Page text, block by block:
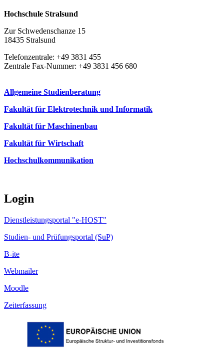
Hochschule Stralsund
Zur Schwedenschanze 15
18435 Stralsund
Telefonzentrale: +49 3831 455
Zentrale Fax-Nummer: +49 3831 456 680
Allgemeine Studienberatung
Fakultät für Elektrotechnik und Informatik
Fakultät für Maschinenbau
Fakultät für Wirtschaft
Hochschulkommunikation
Login
Dienstleistungsportal "e-HOST"
Studien- und Prüfungsportal (SuP)
B-ite
Webmailer
Moodle
Zeiterfassung